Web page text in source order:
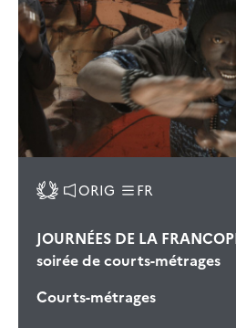
ORIG FR
JOURNÉES DE LA
soirée de courts-métrages
Courts-métrages